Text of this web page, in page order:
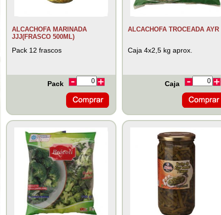
ALCACHOFA MARINADA
JJJ(FRASCO 500ML)
Pack 12 frascos
Pack
ALCACHOFA TROCEADA AYR
Caja 4x2,5 kg aprox.
Caja